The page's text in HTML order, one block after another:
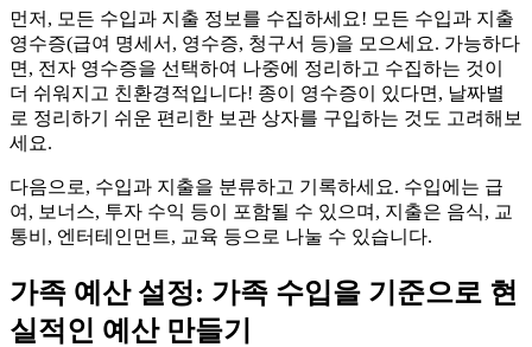
먼저, 모든 수입과 지출 정보를 수집하세요! 모든 수입과 지출
영수증(급여 명세서, 영수증, 청구서 등)을 모으세요. 가능하다
면, 전자 영수증을 선택하여 나중에 정리하고 수집하는 것이
더 쉬워지고 친환경적입니다! 종이 영수증이 있다면, 날짜별
로 정리하기 쉬운 편리한 보관 상자를 구입하는 것도 고려해보
세요.
다음으로, 수입과 지출을 분류하고 기록하세요. 수입에는 급
여, 보너스, 투자 수익 등이 포함될 수 있으며, 지출은 음식, 교
통비, 엔터테인먼트, 교육 등으로 나눌 수 있습니다.
가족 예산 설정: 가족 수입을 기준으로 현
실적인 예산 만들기